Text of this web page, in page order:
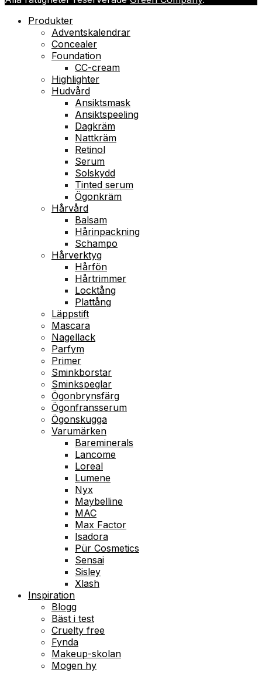
Produkter
Adventskalendrar
Concealer
Foundation
CC-cream
Highlighter
Hudvård
Ansiktsmask
Ansiktspeeling
Dagkräm
Nattkräm
Retinol
Serum
Solskydd
Tinted serum
Ögonkräm
Hårvård
Balsam
Hårinpackning
Schampo
Hårverktyg
Hårfön
Hårtrimmer
Locktång
Plattång
Läppstift
Mascara
Nagellack
Parfym
Primer
Sminkborstar
Sminkspeglar
Ögonbrynsfärg
Ögonfransserum
Ögonskugga
Varumärken
Bareminerals
Lancome
Loreal
Lumene
Nyx
Maybelline
MAC
Max Factor
Isadora
Pür Cosmetics
Sensai
Sisley
Xlash
Inspiration
Blogg
Bäst i test
Cruelty free
Fynda
Makeup-skolan
Mogen hy